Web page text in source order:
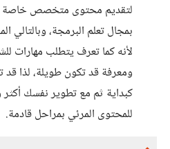
لتقديم محتوى متخصص خاصة
بمجال تعلم البرمجة، وبالتالي
لأنه كما تعرف يتطلب مهارات
ومعرفة قد تكون طويلة، لذا
كبداية ثم مع تطوير نفسك
للمحتوى المرئي بمراحل قادمة.